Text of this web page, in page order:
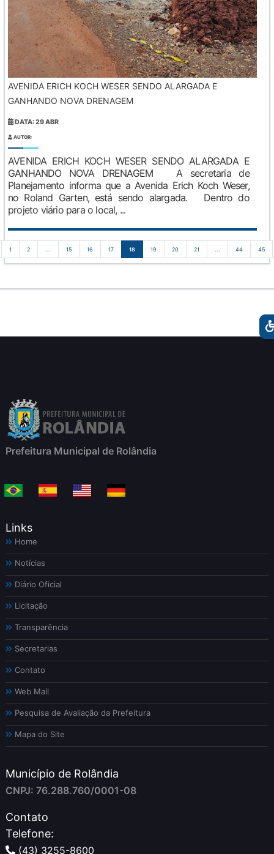
AVENIDA ERICH KOCH WESER SENDO ALARGADA E
GANHANDO NOVA DRENAGEM
DATA: 29 ABR
AUTOR:
AVENIDA ERICH KOCH WESER SENDO ALARGADA E
GANHANDO NOVA DRENAGEM A secretaria de
Planejamento informa que a Avenida Erich Koch Weser,
no Roland Garten, está sendo alargada. Dentro do
projeto viário para o local, ...
1 2 ... 15 16 17 18 19 20 21 ... 44 45
Prefeitura Municipal de Rolândia
Links
Home
Notícias
Diário Oficial
Licitação
Transparência
Secretarias
Contato
Web Mail
Pesquisa de Avaliação da Prefeitura
Mapa do Site
Município de Rolândia
CNPJ: 76.288.760/0001-08
Contato
Telefone:
(43) 3255-8600